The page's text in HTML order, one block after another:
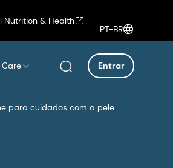
Nutrition & Health
PT-BR
Care Entrar
para cuidados com a pele